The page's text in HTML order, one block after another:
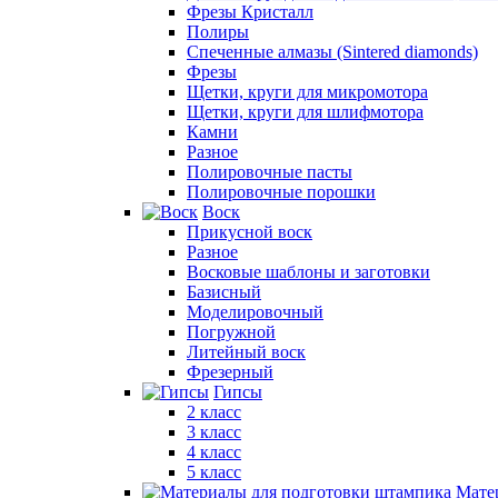
Фрезы Кристалл
Полиры
Спеченные алмазы (Sintered diamonds)
Фрезы
Щетки, круги для микромотора
Щетки, круги для шлифмотора
Камни
Разное
Полировочные пасты
Полировочные порошки
Воск
Прикусной воск
Разное
Восковые шаблоны и заготовки
Базисный
Моделировочный
Погружной
Литейный воск
Фрезерный
Гипсы
2 класс
3 класс
4 класс
5 класс